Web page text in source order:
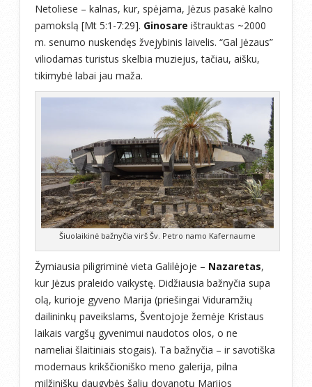
Netoliese – kalnas, kur, spėjama, Jėzus pasakė kalno
pamokslą [Mt 5:1-7:29]. Ginosare ištrauktas ~2000
m. senumo nuskendęs žvejybinis laivelis. “Gal Jėzaus”
viliodamas turistus skelbia muziejus, tačiau, aišku,
tikimybė labai jau maža.
Šiuolaikinė bažnyčia virš Šv. Petro namo Kafernaume
Žymiausia piligriminė vieta Galilėjoje – Nazaretas,
kur Jėzus praleido vaikystę. Didžiausia bažnyčia supa
olą, kurioje gyveno Marija (priešingai Viduramžių
dailininkų paveikslams, Šventojoje žemėje Kristaus
laikais vargšų gyvenimui naudotos olos, o ne
nameliai šlaitiniais stogais). Ta bažnyčia – ir savotiška
modernaus krikščioniško meno galerija, pilna
milžiniškų daugybės šalių dovanotų Marijos